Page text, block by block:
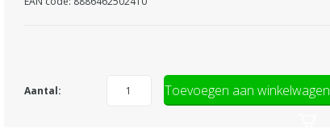
Aantal: Toevoegen aan winkelwagen